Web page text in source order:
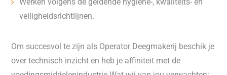
veiligheidsrichtlijnen.
Om succesvol te zijn als Operator Deegmakerij beschik je
over technisch inzicht en heb je affiniteit met de